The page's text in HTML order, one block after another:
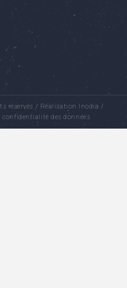
réservés / Réalisation Inodia /
confidentialité des données